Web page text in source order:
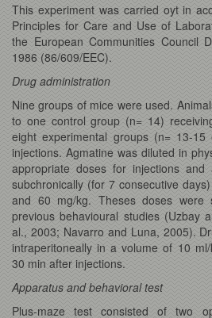
This experiment was carried oyt in
Principles for Care and Use of
the European Communities Council
1986 (86/609/EEC).
Drug administration
Nine groups of mice were used.
to one control group (n= 14)
eight experimental groups (n= 13-15
injections. Agmatine was diluted in
appropriate doses for injections and
subchronically (for 7 consecutive
and 60 mg/kg. Theses doses
previous behavioural studies (Uzbay
al., 2003; Navarro and Luna, 2005).
intraperitoneally in a volume of 10
30 min after injections.
Apparatus and behavioral test
Plus-maze test consisted of two